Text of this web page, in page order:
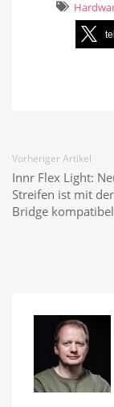
Vorheriger Artikel
Innr Flex Light:
Streifen ist mit
Bridge kompatibel